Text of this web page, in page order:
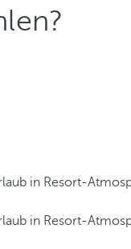
in Resort-
in Resort-